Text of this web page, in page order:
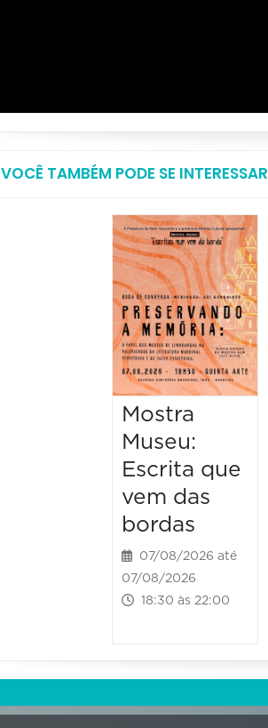
VOCÊ TAMBÉM PODE SE INTERESSAR
Mostra
Museu:
Escrita que
vem das
bordas
07/08/2026 até
07/08/2026
18:30 às 22:00